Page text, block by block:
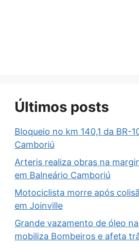
Últimos posts
Bloqueio no km 140,1 da BR-
Camboriú
Arteris realiza obras na
em Balneário Camboriú
Motociclista morre após
em Joinville
Grande vazamento de óleo
mobiliza Bombeiros e afeta